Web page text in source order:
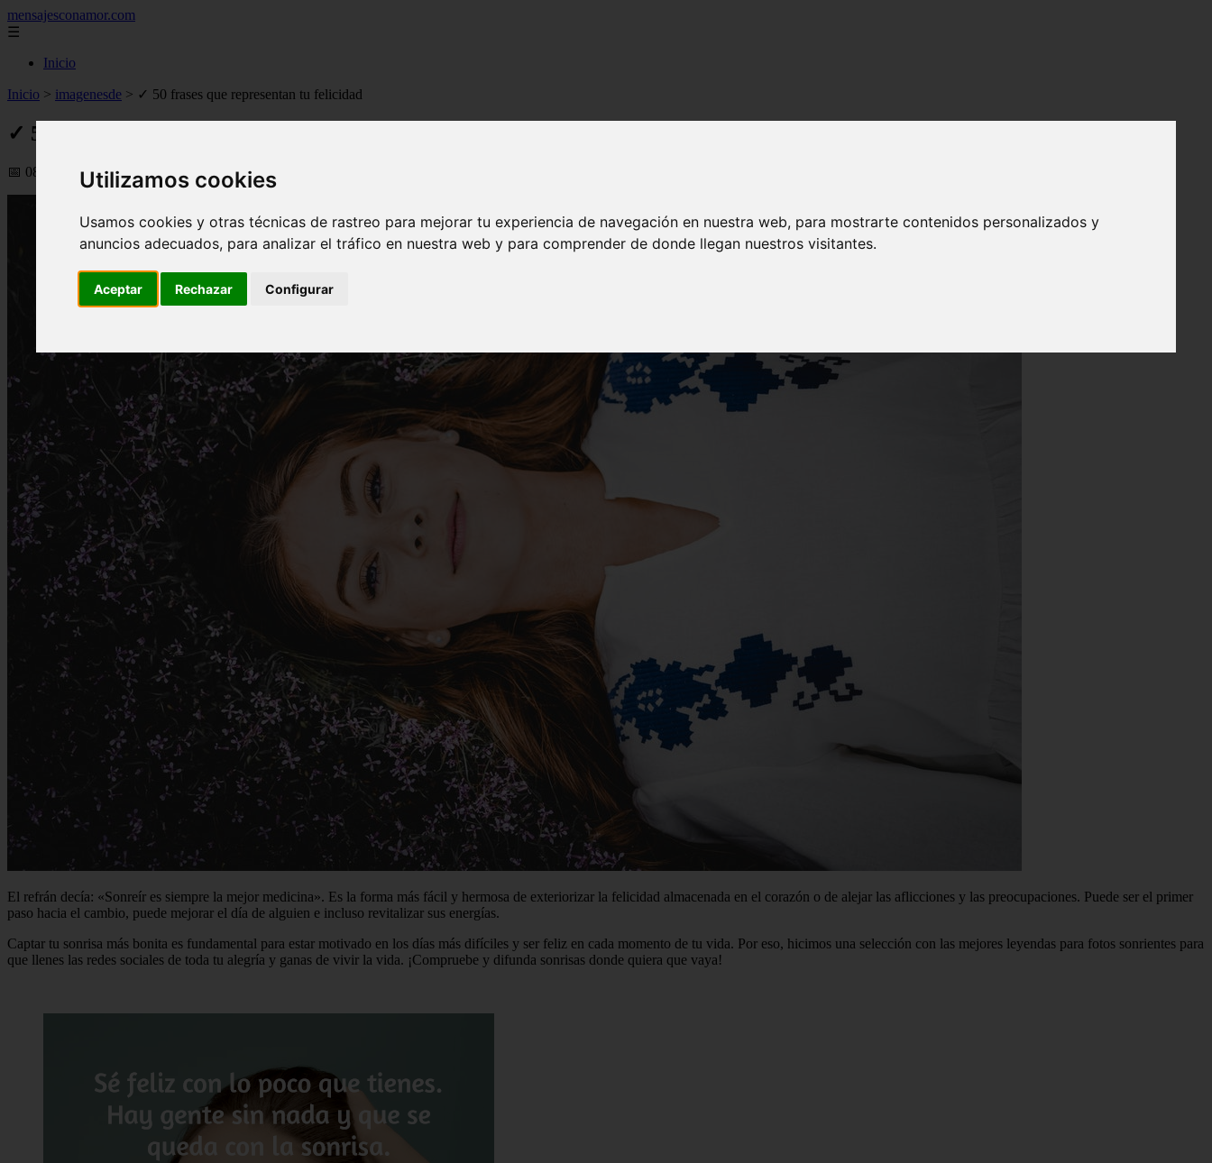
Utilizamos cookies
Usamos cookies y otras técnicas de rastreo para mejorar tu experiencia de navegación en nuestra web, para mostrarte contenidos personalizados y
anuncios adecuados, para analizar el tráfico en nuestra web y para comprender de donde llegan nuestros visitantes.
Aceptar Rechazar Configurar
mensajesconamor.com
☰
Inicio
Inicio > imagenesde > ✓ 50 frases que representan tu felicidad
✓ 50 frases que representan tu felicidad
📅 08/09/2025
El refrán decía: «Sonreír es siempre la mejor medicina». Es la forma más fácil y hermosa de exteriorizar la felicidad almacenada en el corazón o de alejar las aflicciones y las preocupaciones. Puede ser el primer
paso hacia el cambio, puede mejorar el día de alguien e incluso revitalizar sus energías.
Captar tu sonrisa más bonita es fundamental para estar motivado en los días más difíciles y ser feliz en cada momento de tu vida. Por eso, hicimos una selección con las mejores leyendas para fotos sonrientes para
que llenes las redes sociales de toda tu alegría y ganas de vivir la vida. ¡Compruebe y difunda sonrisas donde quiera que vaya!